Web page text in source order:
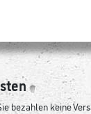
bezahlen keine